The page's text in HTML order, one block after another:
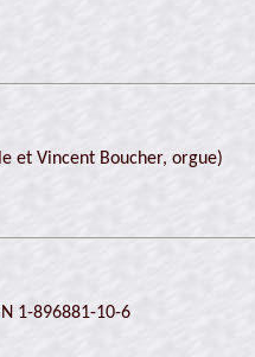
et Vincent Boucher, orgue)
1-896881-10-6